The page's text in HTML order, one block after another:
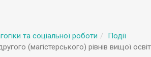
та соціальної роботи
Події
(магістерського) рівнів вищої